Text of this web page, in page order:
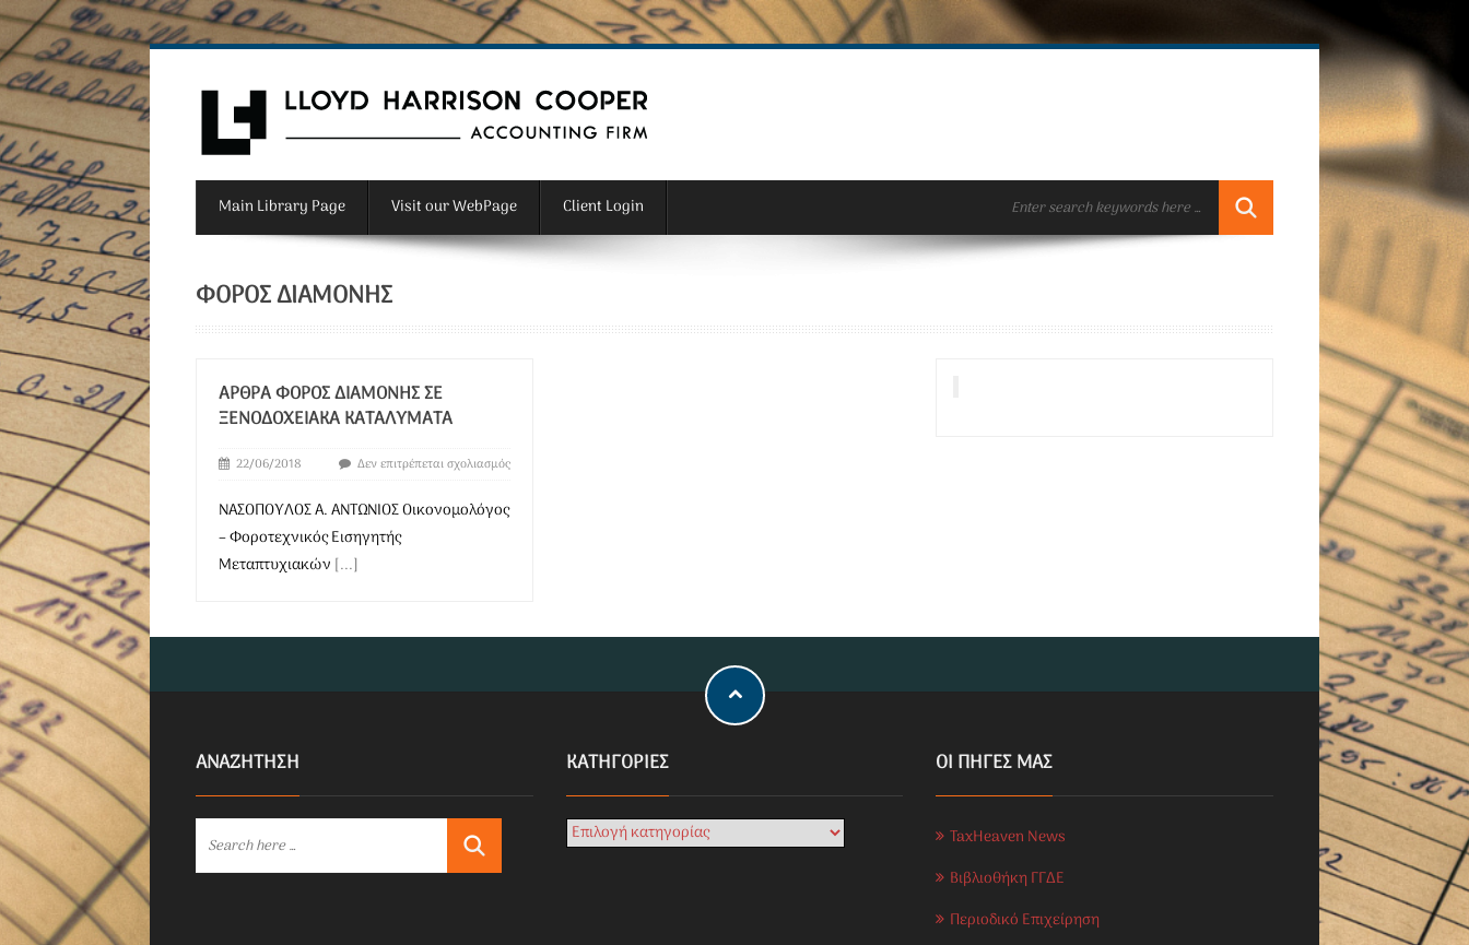
Main Library Page Visit our WebPage Client Login
ΦΌΡΟΣ ΔΙΑΜΟΝΉΣ
ΆΡΘΡΑ ΦΌΡΟΣ ΔΙΑΜΟΝΉΣ ΣΕ
ΞΕΝΟΔΟΧΕΙΑΚΆ ΚΑΤΑΛΎΜΑΤΑ
22/06/2018 Δεν επιτρέπεται σχολιασμός
ΝΑΣΟΠΟΥΛΟΣ Α. ΑΝΤΩΝΙΟΣ Οικονομολόγος
– Φοροτεχνικός Εισηγητής
Μεταπτυχιακών [...]
ΑΝΑΖΗΤΗΣΗ KΑΤΗΓΟΡΊΕΣ ΟΙ ΠΗΓΕΣ ΜΑΣ
TaxHeaven News
Βιβλιοθήκη ΓΓΔΕ
Περιοδικό Επιχείρηση